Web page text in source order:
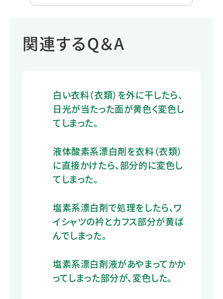
関連するQ＆A
白い衣料（衣類）を外に干したら、
日光が当たった面が黄色く変色し
てしまった。
液体酸素系漂白剤を衣料（衣類）
に直接かけたら、部分的に変色し
てしまった。
塩素系漂白剤で処理をしたら、ワ
イシャツの衿とカフス部分が黄ば
んでしまった。
塩素系漂白剤液があやまってかか
ってしまった部分が、変色した。